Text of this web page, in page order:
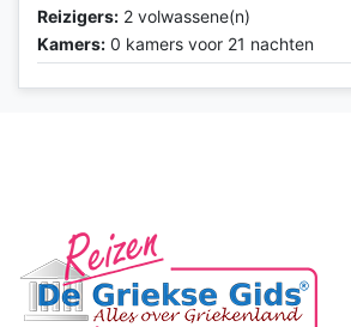
Reizigers: 2 volwassene(n)
Kamers: 0 kamers voor 21 nachten